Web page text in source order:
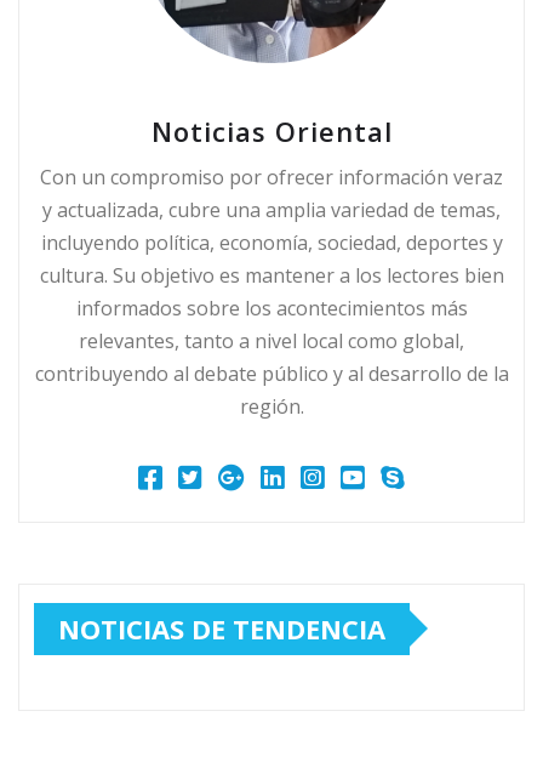
Noticias Oriental
Con un compromiso por ofrecer información veraz
y actualizada, cubre una amplia variedad de temas,
incluyendo política, economía, sociedad, deportes y
cultura. Su objetivo es mantener a los lectores bien
informados sobre los acontecimientos más
relevantes, tanto a nivel local como global,
contribuyendo al debate público y al desarrollo de la
región.
NOTICIAS DE TENDENCIA